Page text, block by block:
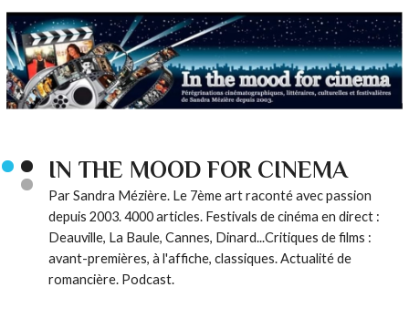
IN THE MOOD FOR CINEMA
Par Sandra Mézière. Le 7ème art raconté avec passion
depuis 2003. 4000 articles. Festivals de cinéma en direct :
Deauville, La Baule, Cannes, Dinard...Critiques de films :
avant-premières, à l'affiche, classiques. Actualité de
romancière. Podcast.